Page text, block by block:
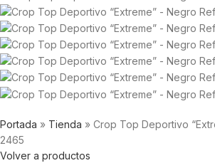
Portada » Tienda » Crop Top Deportivo
2465
Volver a productos